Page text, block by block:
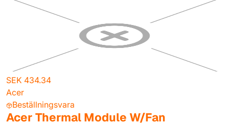
SEK 434.34
Acer
Beställningsvara
Acer Thermal Module W/Fan